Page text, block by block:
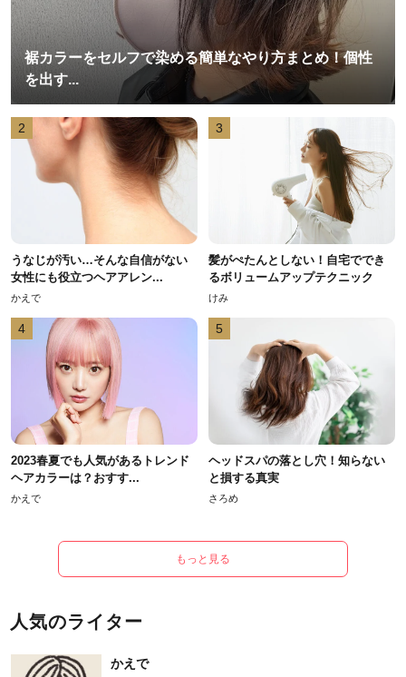
裾カラーをセルフで染める簡単なやり方まとめ！個性
を出す...
2
うなじが汚い…そんな自信がない
女性にも役立つヘアアレン...
かえで
3
髪がぺたんとしない！自宅ででき
るボリュームアップテクニック
けみ
4
2023春夏でも人気があるトレンド
ヘアカラーは？おすす...
かえで
5
ヘッドスパの落とし穴！知らない
と損する真実
さろめ
もっと見る
人気のライター
かえで